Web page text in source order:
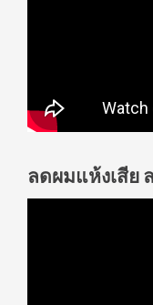
ลดผมแห้งเสีย